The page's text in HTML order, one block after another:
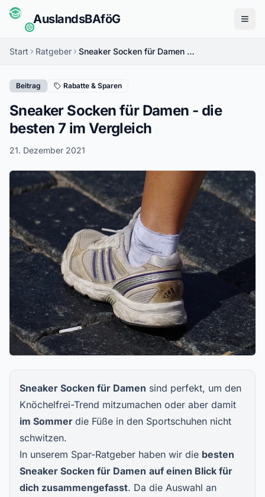
AuslandsBAföG
Start Ratgeber Sneaker Socken für Damen - die besten 7 im Vergleich
Beitrag Rabatte & Sparen
Sneaker Socken für Damen - die
besten 7 im Vergleich
21. Dezember 2021
Sneaker Socken für Damen sind perfekt, um den
Knöchelfrei-Trend mitzumachen oder aber damit
im Sommer die Füße in den Sportschuhen nicht
schwitzen.
In unserem Spar-Ratgeber haben wir die besten
Sneaker Socken für Damen auf einen Blick für
dich zusammengefasst. Da die Auswahl an